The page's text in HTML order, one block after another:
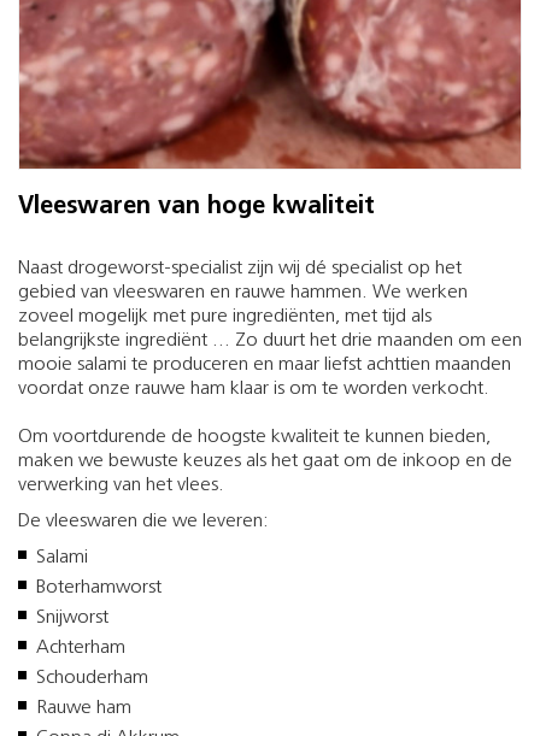
Vleeswaren van hoge kwaliteit
Naast drogeworst-specialist zijn wij dé specialist op het
gebied van vleeswaren en rauwe hammen. We werken
zoveel mogelijk met pure ingrediënten, met tijd als
belangrijkste ingrediënt ... Zo duurt het drie maanden om een
mooie salami te produceren en maar liefst achttien maanden
voordat onze rauwe ham klaar is om te worden verkocht.
Om voortdurende de hoogste kwaliteit te kunnen bieden,
maken we bewuste keuzes als het gaat om de inkoop en de
verwerking van het vlees.
De vleeswaren die we leveren:
Salami
Boterhamworst
Snijworst
Achterham
Schouderham
Rauwe ham